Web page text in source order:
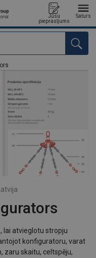
Jūsu
pieprasījums
Saturs
lai atvieglotu stropju
konfiguratoru, varat
zaru skaitu, celtspēju,